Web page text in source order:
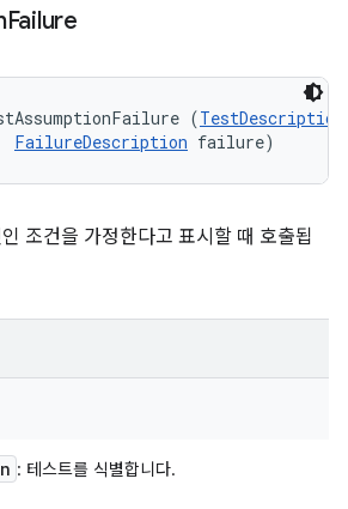
Failure
(TestDescription
FailureDescription failure)
조건을 가정한다고 표시할 때 호출됩
: 테스트를 식별합니다.